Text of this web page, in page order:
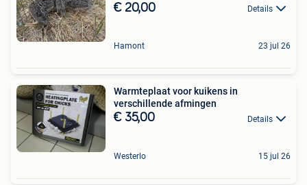
€ 20,00 Details
Hamont 23 jul 26
Warmteplaat voor kuikens in
verschillende afmingen
€ 35,00 Details
Westerlo 15 jul 26